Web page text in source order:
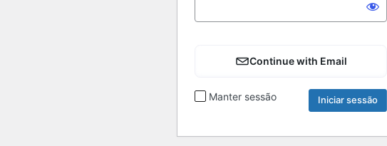
Continue with Email
Manter sessão